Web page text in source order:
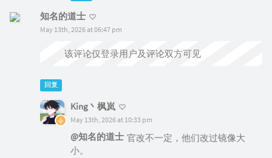
知名的道士
May 13th, 2026 at 06:47 pm
该评论仅登录用户及评论双方可见
回复
King丶枫岚
May 13th, 2026 at 10:33 pm
@知名的道士 官改不一定，他们改过镜像大
小。